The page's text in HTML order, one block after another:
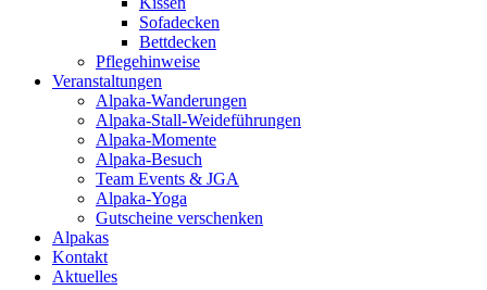
Sofadecken
Bettdecken
Pflegehinweise
Veranstaltungen
Alpaka-Wanderungen
Alpaka-Stall-Weideführungen
Alpaka-Momente
Alpaka-Besuch
Team Events & JGA
Alpaka-Yoga
Gutscheine verschenken
Alpakas
Kontakt
Aktuelles